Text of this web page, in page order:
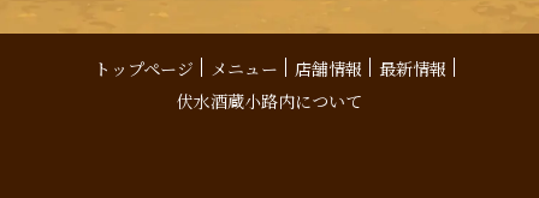
トップページ メニュー 店舗情報
最新情報
伏水酒蔵小路内について